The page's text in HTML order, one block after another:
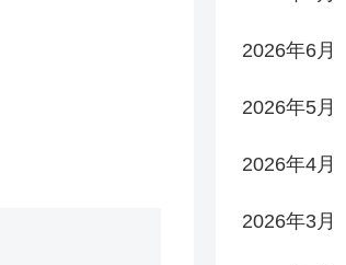
2026年6月
2026年5月
2026年4月
2026年3月